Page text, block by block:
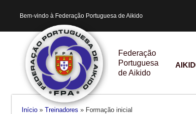
Bem-vindo à Federação Portuguesa de Aikido
Federação
Portuguesa
de Aikido
Está aqui
Início» Treinadores » Formação inicial